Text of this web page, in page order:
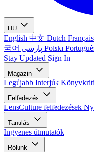
HU
English 中文 Dutch Français
국어
Polski
Stay Updated Sign In
Magazin
Legújabb Interjúk
Felfedezés
LensCulture felfedezések
Tanulás
Ingyenes útmutatók
Rólunk